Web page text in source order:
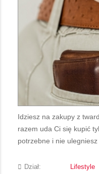
Idziesz na zakupy z
razem uda Ci się kupić
potrzebne i nie ulegniesz
Dział: Lifestyle